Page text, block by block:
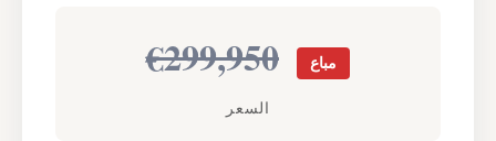
€299,950 مباع
السعر